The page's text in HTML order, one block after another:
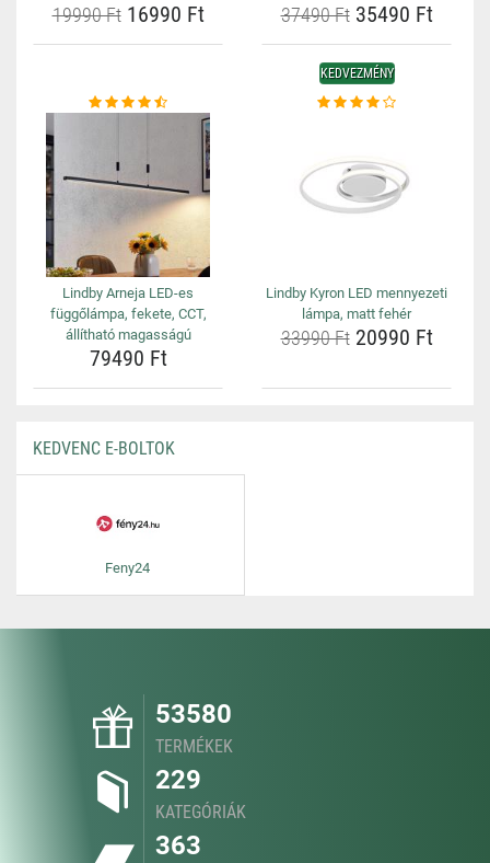
19990 Ft16990 Ft 37490 Ft35490 Ft
Lindby Arneja LED-es
függőlámpa, fekete, CCT,
állítható magasságú
79490 Ft
KEDVEZMÉNY
Lindby Kyron LED mennyezeti
lámpa, matt fehér
33990 Ft20990 Ft
KEDVENC E-BOLTOK
Feny24
53580
TERMÉKEK
229
KATEGÓRIÁK
363